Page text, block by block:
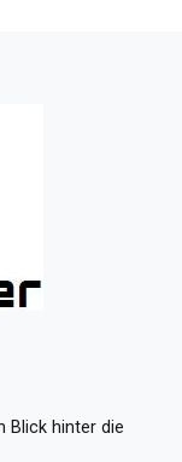
Blick hinter die